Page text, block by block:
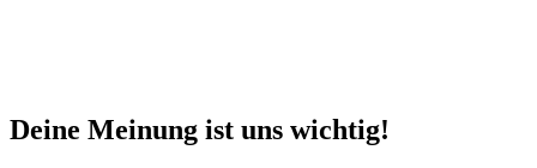
Deine Meinung ist uns wichtig!